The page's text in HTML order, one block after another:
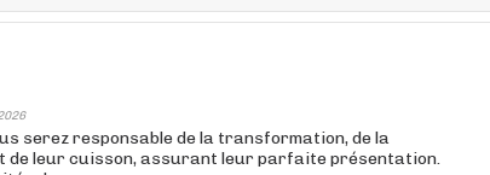
serez responsable de la transformation, de la
de leur cuisson, assurant leur parfaite présentation.